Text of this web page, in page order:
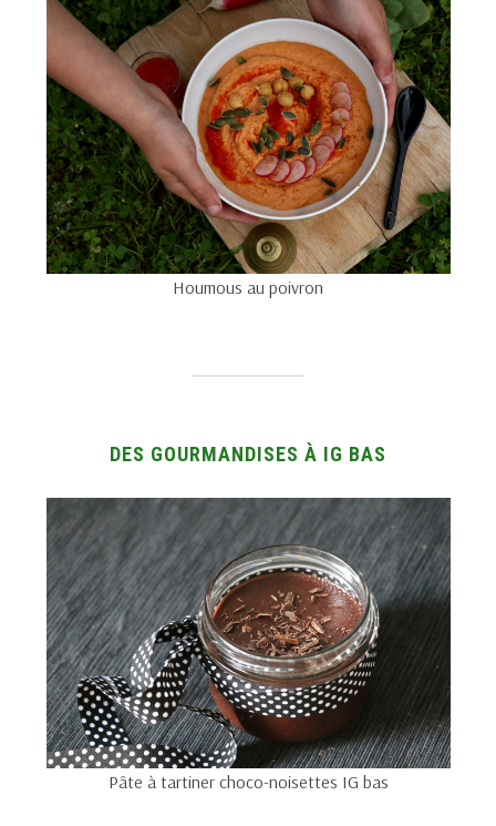
Houmous au poivron
DES GOURMANDISES À IG BAS
Pâte à tartiner choco-noisettes IG bas